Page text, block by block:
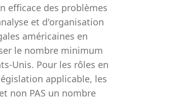
efficace des problèmes
et d'organisation
américaines en
le nombre minimum
Unis. Pour les rôles en
applicable, les
non PAS un nombre